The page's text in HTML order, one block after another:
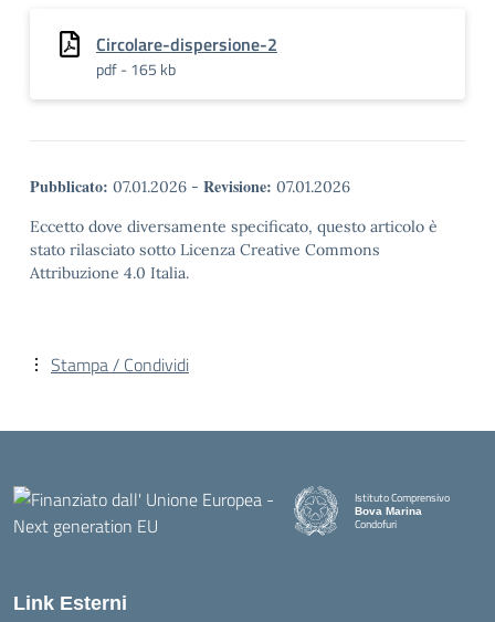
Circolare-dispersione-2
pdf - 165 kb
Pubblicato: 07.01.2026 - Revisione: 07.01.2026
Eccetto dove diversamente specificato, questo articolo è
stato rilasciato sotto Licenza Creative Commons
Attribuzione 4.0 Italia.
Stampa / Condividi
Istituto Comprensivo
Bova Marina
Condofuri
Link Esterni